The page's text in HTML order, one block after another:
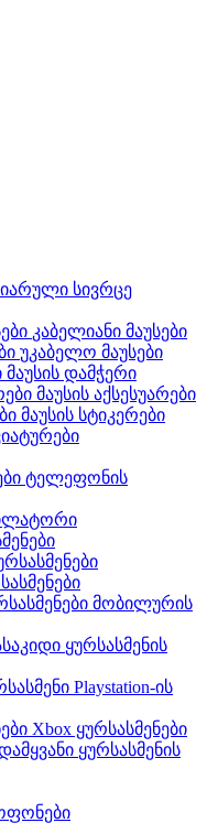
სივრცე
კაბელიანი მაუსები
უკაბელო მაუსები
მაუსის დამჭერი
მაუსის აქსესუარები
მაუსის სტიკერები
ტელეფონის
მობილურის
ყურსასმენის
Playstation-ის
Xbox ყურსასმენები
ყურსასმენის